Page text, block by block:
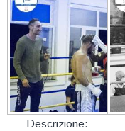
Descrizione: